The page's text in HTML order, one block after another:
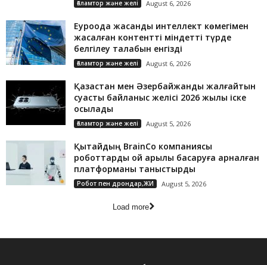
Ғаламтор және желі August 6, 2026
Еуроодақ жасанды интеллект көмегімен
жасалған контентті міндетті түрде
белгілеу талабын енгізді
Ғаламтор және желі August 6, 2026
Қазақстан мен Әзербайжанды жалғайтын
суасты байланыс желісі 2026 жылы іске
қосылады
Ғаламтор және желі August 5, 2026
Қытайдың BrainCo компаниясы
роботтарды ой арқылы басқаруға арналған
платформаны таныстырды
Робот пен дрондар,ЖИ August 5, 2026
Load more